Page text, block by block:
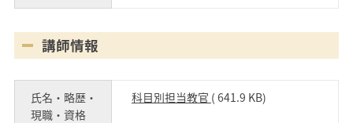
講師情報
氏名・略歴・
現職・資格
科目別担当教官 ( 641.9 KB)